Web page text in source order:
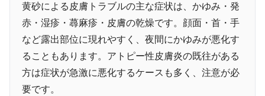
黄砂による皮膚トラブルの主な症状は、かゆみ・発
赤・湿疹・蕁麻疹・皮膚の乾燥です。顔面・首・手
など露出部位に現れやすく、夜間にかゆみが悪化す
ることもあります。アトピー性皮膚炎の既往がある
方は症状が急激に悪化するケースも多く、注意が必
要です。